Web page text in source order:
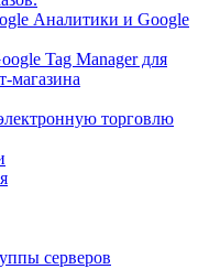
Аналитики и Google
Tag Manager для
магазина
торговлю
серверов